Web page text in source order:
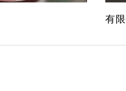
有